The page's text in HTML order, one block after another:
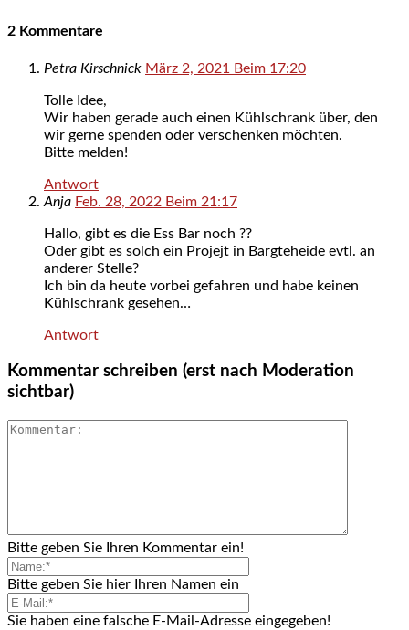
2 Kommentare
Petra Kirschnick März 2, 2021 Beim 17:20
Tolle Idee,
Wir haben gerade auch einen Kühlschrank über, den
wir gerne spenden oder verschenken möchten.
Bitte melden!
Antwort
Anja Feb. 28, 2022 Beim 21:17
Hallo, gibt es die Ess Bar noch ??
Oder gibt es solch ein Projejt in Bargteheide evtl. an
anderer Stelle?
Ich bin da heute vorbei gefahren und habe keinen
Kühlschrank gesehen…
Antwort
Kommentar schreiben (erst nach Moderation
sichtbar)
Bitte geben Sie Ihren Kommentar ein!
Bitte geben Sie hier Ihren Namen ein
Sie haben eine falsche E-Mail-Adresse eingegeben!